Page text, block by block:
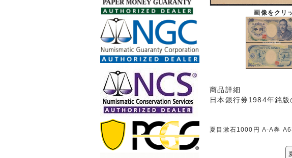
画像をクリ
商品詳細
日本銀行券1984年銘
夏目漱石1000円 A-A券